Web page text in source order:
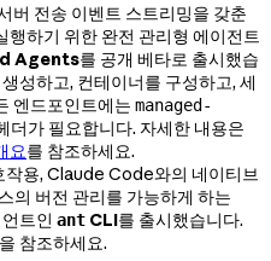
버 전송 이벤트 스트리밍을 갖춘
하기 위한 완전 관리형 에이전트
Agents를 공개 베타로 출시했습
성하고, 컨테이너를 구성하고, 세
엔드포인트에는 managed-
더가 필요합니다. 자세한 내용은
요를 참조하세요.
용, Claude Code와의 네이티브
의 버전 관리를 가능하게 하는
트인 ant CLI를 출시했습니다.
을 참조하세요.